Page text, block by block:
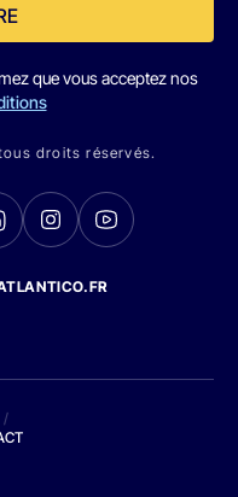
que vous acceptez nos
droits réservés.
/